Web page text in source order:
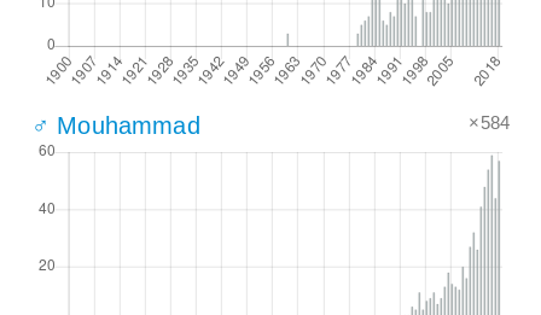
♂ Mouhammad ×584